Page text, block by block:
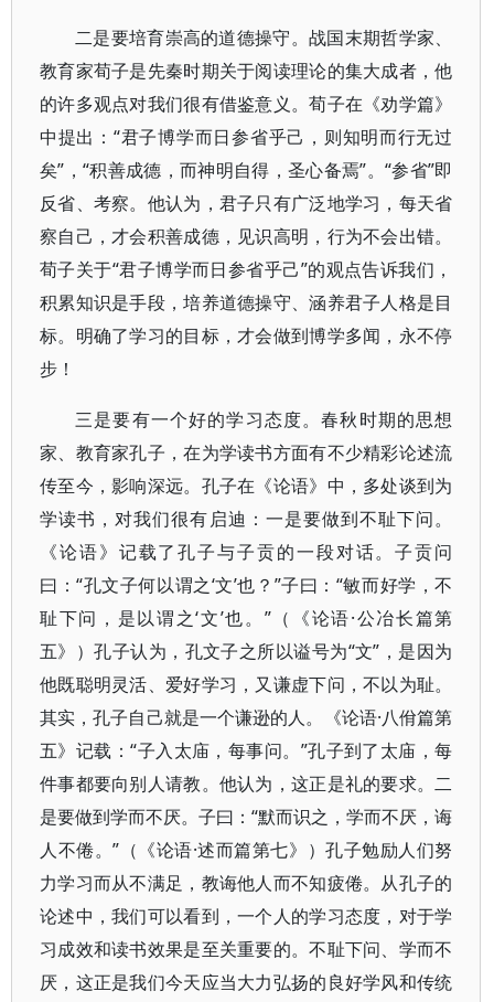
二是要培育崇高的道德操守。战国末期哲学家、
教育家荀子是先秦时期关于阅读理论的集大成者，他
的许多观点对我们很有借鉴意义。荀子在《劝学篇》
中提出：“君子博学而日参省乎己，则知明而行无过
矣”，“积善成德，而神明自得，圣心备焉”。“参省”即
反省、考察。他认为，君子只有广泛地学习，每天省
察自己，才会积善成德，见识高明，行为不会出错。
荀子关于“君子博学而日参省乎己”的观点告诉我们，
积累知识是手段，培养道德操守、涵养君子人格是目
标。明确了学习的目标，才会做到博学多闻，永不停
步！
三是要有一个好的学习态度。春秋时期的思想
家、教育家孔子，在为学读书方面有不少精彩论述流
传至今，影响深远。孔子在《论语》中，多处谈到为
学读书，对我们很有启迪：一是要做到不耻下问。
《论语》记载了孔子与子贡的一段对话。子贡问
曰：“孔文子何以谓之‘文’也？”子曰：“敏而好学，不
耻下问，是以谓之‘文’也。”（《论语·公冶长篇第
五》）孔子认为，孔文子之所以谥号为“文”，是因为
他既聪明灵活、爱好学习，又谦虚下问，不以为耻。
其实，孔子自己就是一个谦逊的人。《论语·八佾篇第
五》记载：“子入太庙，每事问。”孔子到了太庙，每
件事都要向别人请教。他认为，这正是礼的要求。二
是要做到学而不厌。子曰：“默而识之，学而不厌，诲
人不倦。”（《论语·述而篇第七》）孔子勉励人们努
力学习而从不满足，教诲他人而不知疲倦。从孔子的
论述中，我们可以看到，一个人的学习态度，对于学
习成效和读书效果是至关重要的。不耻下问、学而不
厌，这正是我们今天应当大力弘扬的良好学风和传统